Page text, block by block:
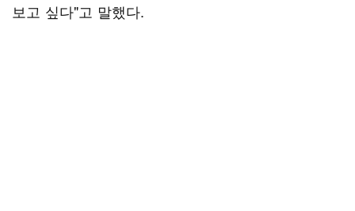
보고 싶다"고 말했다.